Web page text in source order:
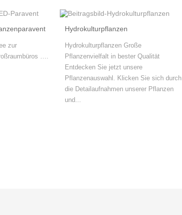
zur
….
Hydrokulturpflanzen
Hydrokulturpflanzen Große
Pflanzenvielfalt in bester Qualität
Entdecken Sie jetzt unsere
Pflanzenauswahl. Klicken Sie sich durch
die Detailaufnahmen unserer Pflanzen
und...